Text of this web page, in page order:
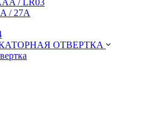
/ LR03
/ 27A
ОТВЕРТКА